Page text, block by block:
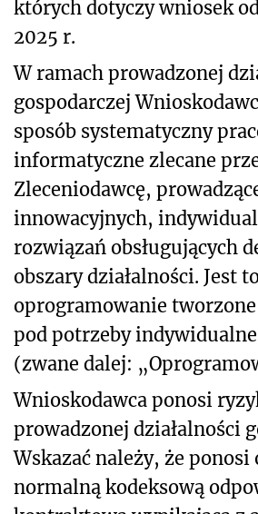
których dotyczy wniosek
2025 r.
W ramach prowadzonej
gospodarczej
sposób systematyczny
informatyczne zlecane
Zleceniodawcę,
innowacyjnych,
rozwiązań obsługujących
obszary działalności. Jest
oprogramowanie
pod potrzeby
(zwane dalej:
Wnioskodawca ponosi
prowadzonej działalności
Wskazać należy, że
normalną kodeksową